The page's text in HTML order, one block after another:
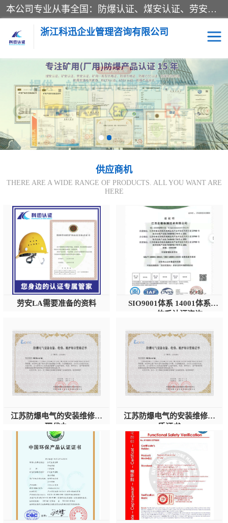
本公司专业从事全国：防爆认证、煤安认证、劳安认证、体系认证、产品认证、ATEX认证、IECEX认证、消防产品认证、生产认可证、验厂指导、认证技术支持、企业管理策划等一站式咨询服务。 用我们的智慧、经验、真诚与勤恳，分享成长的喜悦！ 全国24小时咨询热线：* 认证咨询：张老师（全国*）
浙江科迅企业管理咨询有限公司
供应商机
THERE ARE A WIDE RANGE OF PRODUCTS. ALL YOU WANT ARE
HERE
劳安LA需要准备的资料
SIO9001体系 14001体系
45001体系认证咨询
江苏防爆电气的安装维修代
理代办
江苏防爆电气的安装维修资
质证书
煤安认证 防爆CCC认证
防爆合格证 矿安认证
劳安认证